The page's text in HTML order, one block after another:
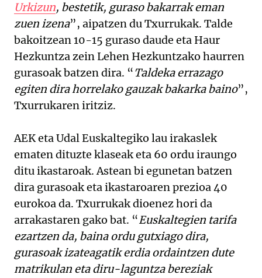
Urkizun, bestetik, guraso bakarrak eman
zuen izena”, aipatzen du Txurrukak. Talde
bakoitzean 10-15 guraso daude eta Haur
Hezkuntza zein Lehen Hezkuntzako haurren
gurasoak batzen dira. “Taldeka errazago
egiten dira horrelako gauzak bakarka baino”,
Txurrukaren iritziz.
AEK eta Udal Euskaltegiko lau irakaslek
ematen dituzte klaseak eta 60 ordu iraungo
ditu ikastaroak. Astean bi egunetan batzen
dira gurasoak eta ikastaroaren prezioa 40
eurokoa da. Txurrukak dioenez hori da
arrakastaren gako bat. “Euskaltegien tarifa
ezartzen da, baina ordu gutxiago dira,
gurasoak izateagatik erdia ordaintzen dute
matrikulan eta diru-laguntza bereziak